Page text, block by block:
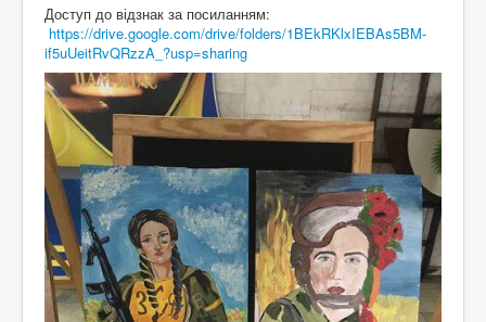
Доступ до відзнак за посиланням:
https://drive.google.com/drive/folders/1BEkRKlxIEBAs5BM-
if5uUeitRvQRzzA_?usp=sharing